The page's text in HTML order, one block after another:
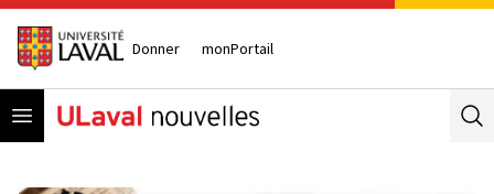
Donner monPortail
Open menu